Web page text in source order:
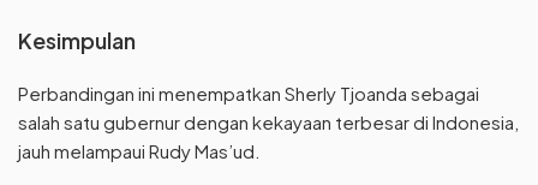
Kesimpulan
Perbandingan ini menempatkan Sherly Tjoanda sebagai
salah satu gubernur dengan kekayaan terbesar di Indonesia,
jauh melampaui Rudy Mas’ud.